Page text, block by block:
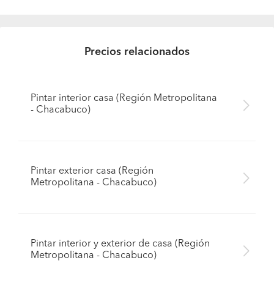
Precios relacionados
Pintar interior casa (Región Metropolitana
- Chacabuco)
Pintar exterior casa (Región
Metropolitana - Chacabuco)
Pintar interior y exterior de casa (Región
Metropolitana - Chacabuco)